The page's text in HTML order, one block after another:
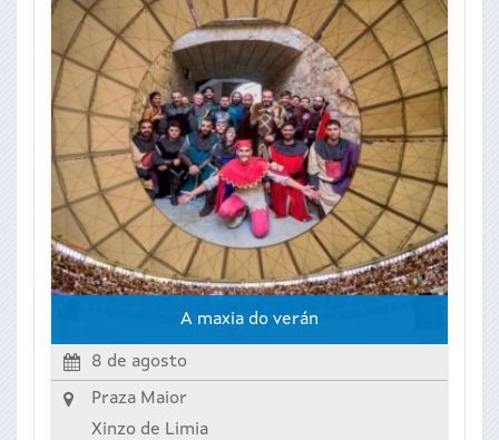
A maxia do verán
8 de agosto
Praza Maior
Xinzo de Limia